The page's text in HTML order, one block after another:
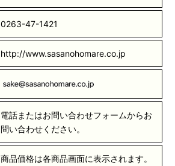
0263-47-1421
http://www.sasanohomare.co.jp
電話またはお問い合わせフォームからお
問い合わせください。
商品価格は各商品画面に表示されます。